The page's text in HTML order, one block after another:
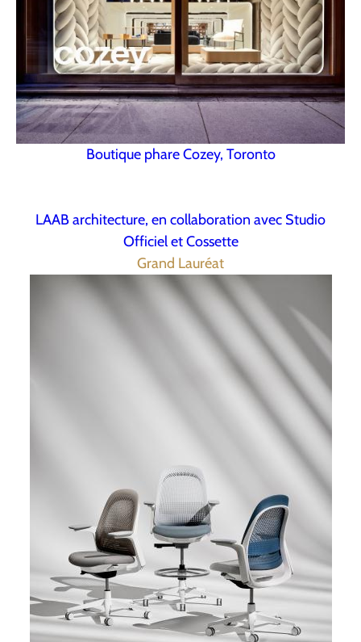
Boutique phare Cozey, Toronto
LAAB architecture, en collaboration avec Studio
Officiel et Cossette
Grand Lauréat